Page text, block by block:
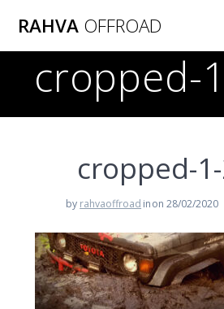
RAHVA OFFROAD
cropped-
cropped-
by rahvaoffroad inon 28/02/2020